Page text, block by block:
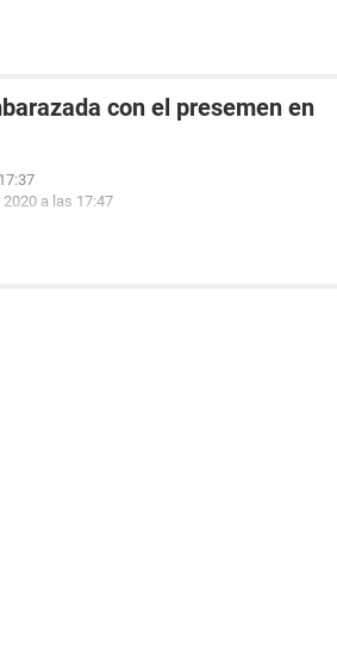
con el presemen en
2020 a las 17:47